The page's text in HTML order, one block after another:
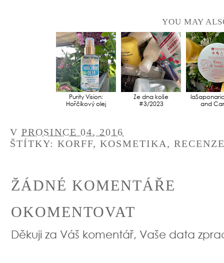
YOU MAY
Purity Vision:
Hořčíkový olej
Ze dna koše
#3/2023
and
V PROSINCE 04, 2016
ŠTÍTKY: KORFF, KOSMETIKA,
ŽÁDNÉ KOMENTÁŘE
OKOMENTOVAT
Děkuji za Váš komentář, Vaše data